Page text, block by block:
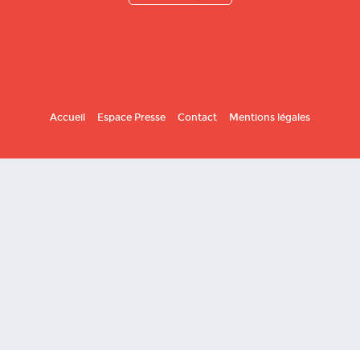
Accueil Espace Presse Contact Mentions légales